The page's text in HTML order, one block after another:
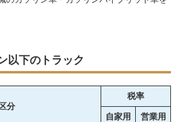
以下のトラック
区分
税率
自家用 営業用